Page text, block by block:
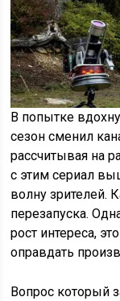
В попытке
сезон сменил
рассчитывая на
с этим сериал
волну зрителей.
перезапуска.
рост интереса,
оправдать
Вопрос который